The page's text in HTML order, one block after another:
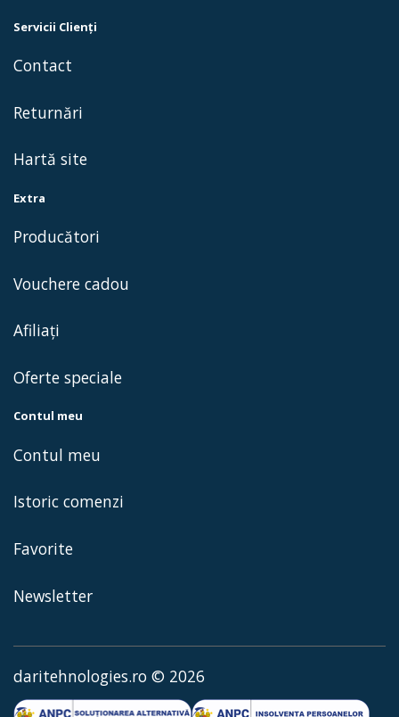
Servicii Clienţi
Contact
Returnări
Hartă site
Extra
Producători
Vouchere cadou
Afiliaţi
Oferte speciale
Contul meu
Contul meu
Istoric comenzi
Favorite
Newsletter
daritehnologies.ro © 2026